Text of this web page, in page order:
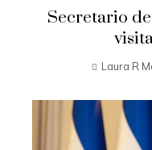
Secretario
Laura R